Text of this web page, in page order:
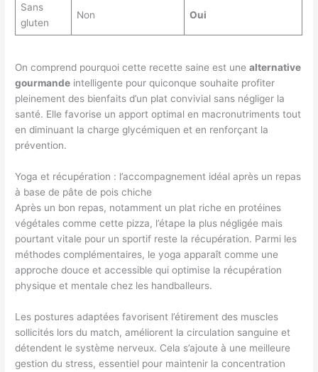
Sans
gluten
Non Oui
On comprend pourquoi cette recette saine est unealternative
gourmande intelligente pour quiconque souhaite profiter
pleinement des bienfaits d’un plat convivial sans négliger la
santé. Elle favorise un apport optimal en macronutriments tout
en diminuant la charge glycémiquen et en renforçant la
prévention.
Yoga et récupération : l’accompagnement idéal après un repas
à base de pâte de pois chiche
Après un bon repas, notamment un plat riche en protéines
végétales comme cette pizza, l’étape la plus négligée mais
pourtant vitale pour un sportif reste la récupération. Parmi les
méthodes complémentaires, le yoga apparaît comme une
approche douce et accessible qui optimise la récupération
physique et mentale chez les handballeurs.
Les postures adaptées favorisent l’étirement des muscles
sollicités lors du match, améliorent la circulation sanguine et
détendent le système nerveux. Cela s’ajoute à une meilleure
gestion du stress, essentiel pour maintenir la concentration